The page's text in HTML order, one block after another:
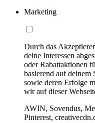
Marketing
Durch das
deine Interessen
oder Rabattaktionen
basierend auf deinem
sowie deren Erfolge
wir auf dieser
AWIN, Sovendus,
Pinterest,